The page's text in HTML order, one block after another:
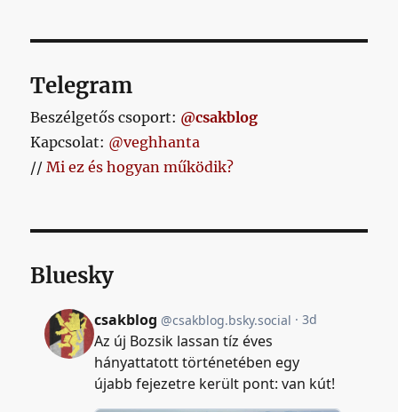
Telegram
Beszélgetős csoport: @csakblog
Kapcsolat: @veghhanta
//Mi ez és hogyan működik?
Bluesky